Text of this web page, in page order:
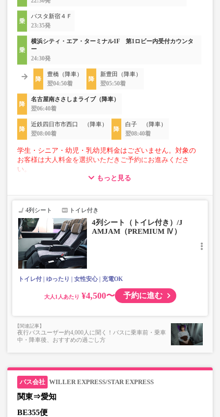
バスタ新宿４Ｆ
23:35発
横浜シティ・エア・ターミナル1F 第1ロビー内受付カウンタ
ー
24:30発
豊橋（降車）
翌04:50着
新豊田（降車）
翌05:50着
名古屋南ささしまライブ（降車）
翌06:40着
近鉄四日市市西口 （降車）
翌08:00着
白子 （降車）
翌08:40着
学生・シニア・幼児・乳幼児料金はございません。対象の
お客様は大人料金を選択いただきご予約にお進みくださ
い。
■トランクにてお預かりできる荷物
・3辺合計160cm以内、かつ10kg以下のものをおひとり様1
■お預かりできない荷物（貴重品以外は車内持ち込みも不
可）
楽器・自転車（折りたたみ含む）・ボード等の大きな荷
物、壊れ物、危険物、貴重品、ペット、
上記「トランクにてお預かりできる荷物」の条件を満たさ
もっと見る
4列シート トイレ付き
4列シート（トイレ付き）/J
AMJAM（PREMIUM Ⅳ）
トイレ付 ゆったり 女性安心 充電OK
大人 ¥4,500〜 予約に進む
夜行バスユーザー約4,000人に聞く！バスに乗車前・乗車
中・降車後、おすすめの過ごし方
WILLER EXPRESS/STAR EXPRESS
関東⇒愛知
BE355便